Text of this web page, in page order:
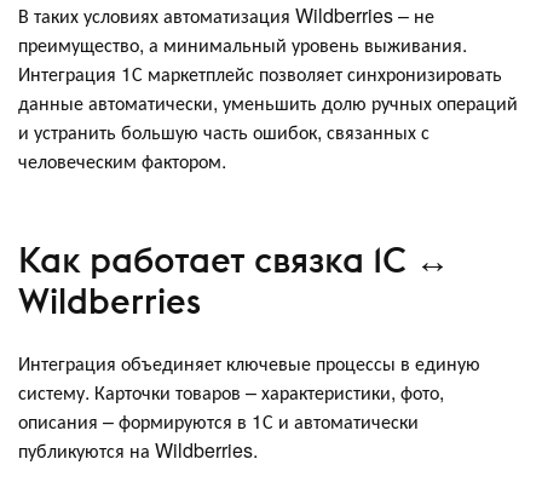
В таких условиях автоматизация Wildberries – не
преимущество, а минимальный уровень выживания.
Интеграция 1С маркетплейс позволяет синхронизировать
данные автоматически, уменьшить долю ручных операций
и устранить большую часть ошибок, связанных с
человеческим фактором.
Как работает связка 1С ↔
Wildberries
Интеграция объединяет ключевые процессы в единую
систему. Карточки товаров – характеристики, фото,
описания – формируются в 1С и автоматически
публикуются на Wildberries.